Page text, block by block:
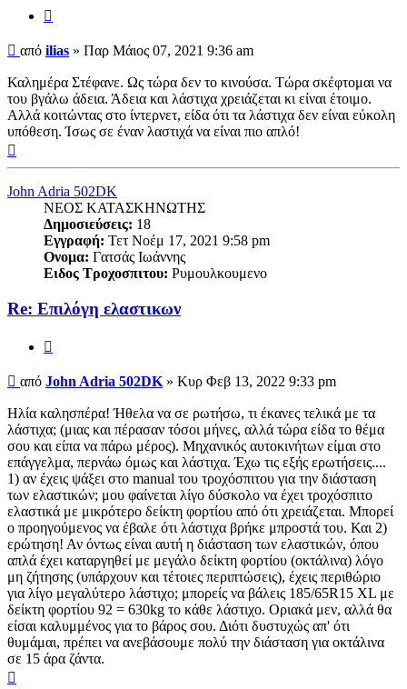
Δημοσίευση
από ilias » Παρ Μάιος 07, 2021 9:36 am
Καλημέρα Στέφανε. Ως τώρα δεν το κινούσα. Τώρα σκέφτομαι να
του βγάλω άδεια. Άδεια και λάστιχα χρειάζεται κι είναι έτοιμο.
Αλλά κοιτώντας στο ίντερνετ, είδα ότι τα λάστιχα δεν είναι εύκολη
υπόθεση. Ίσως σε έναν λαστιχά να είναι πιο απλό!
John Adria 502DK
ΝΕΟΣ ΚΑΤΑΣΚΗΝΩΤΗΣ
Δημοσιεύσεις: 18
Εγγραφή: Τετ Νοέμ 17, 2021 9:58 pm
Ονομα: Γατσάς Ιωάννης
Ειδος Τροχοσπιτου: Ρυμουλκουμενο
Re: Επιλόγη ελαστικων
Δημοσίευση
από John Adria 502DK » Κυρ Φεβ 13, 2022 9:33 pm
Ηλία καλησπέρα! Ήθελα να σε ρωτήσω, τι έκανες τελικά με τα
λάστιχα; (μιας και πέρασαν τόσοι μήνες, αλλά τώρα είδα το θέμα
σου και είπα να πάρω μέρος). Μηχανικός αυτοκινήτων είμαι στο
επάγγελμα, περνάω όμως και λάστιχα. Έχω τις εξής ερωτήσεις....
1) αν έχεις ψάξει στο manual του τροχόσπιτου για την διάσταση
των ελαστικών; μου φαίνεται λίγο δύσκολο να έχει τροχόσπιτο
ελαστικά με μικρότερο δείκτη φορτίου από ότι χρειάζεται. Μπορεί
ο προηγούμενος να έβαλε ότι λάστιχα βρήκε μπροστά του. Και 2)
ερώτηση! Αν όντως είναι αυτή η διάσταση των ελαστικών, όπου
απλά έχει καταργηθεί με μεγάλο δείκτη φορτίου (οκτάλινα) λόγο
μη ζήτησης (υπάρχουν και τέτοιες περιπτώσεις), έχεις περιθώριο
για λίγο μεγαλύτερο λάστιχο; μπορείς να βάλεις 185/65R15 XL με
δείκτη φορτίου 92 = 630kg το κάθε λάστιχο. Οριακά μεν, αλλά θα
είσαι καλυμμένος για το βάρος σου. Διότι δυστυχώς απ' ότι
θυμάμαι, πρέπει να ανεβάσουμε πολύ την διάσταση για οκτάλινα
σε 15 άρα ζάντα.